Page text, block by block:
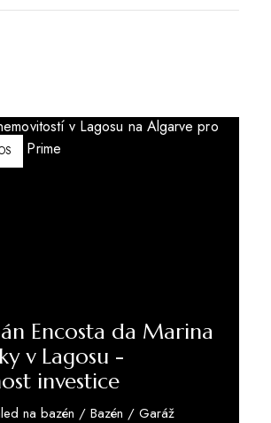
Encosta da Marina
v Lagosu -
investice
na bazén / Bazén / Garáž